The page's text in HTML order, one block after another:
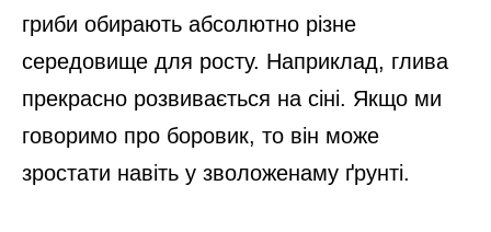
гриби обирають абсолютно різне
середовище для росту. Наприклад, глива
прекрасно розвивається на сіні. Якщо ми
говоримо про боровик, то він може
зростати навіть у зволоженаму ґрунті.